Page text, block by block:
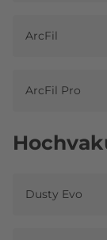
ArcFil
ArcFil Pro
Dusty Evo